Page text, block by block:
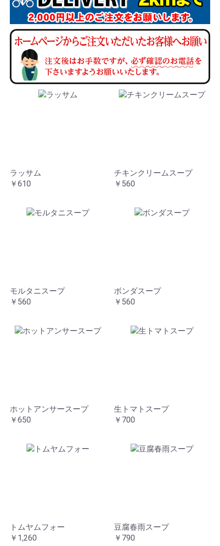
ラッサム
￥610
チキンクリームスープ
￥560
モルタニスープ
￥560
ボンダスープ
￥560
ホットアンサースープ
￥650
生トマトスープ
￥700
トムヤムフォー
￥1,260
豆腐春雨スープ
￥790